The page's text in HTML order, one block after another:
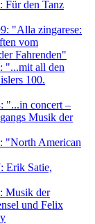
Für den Tanz
"Alla zingarese:
vom
Fahrenden"
"...mit all den
100.
"...in concert –
Musik der
"North American
Erik Satie,
Musik der
und Felix